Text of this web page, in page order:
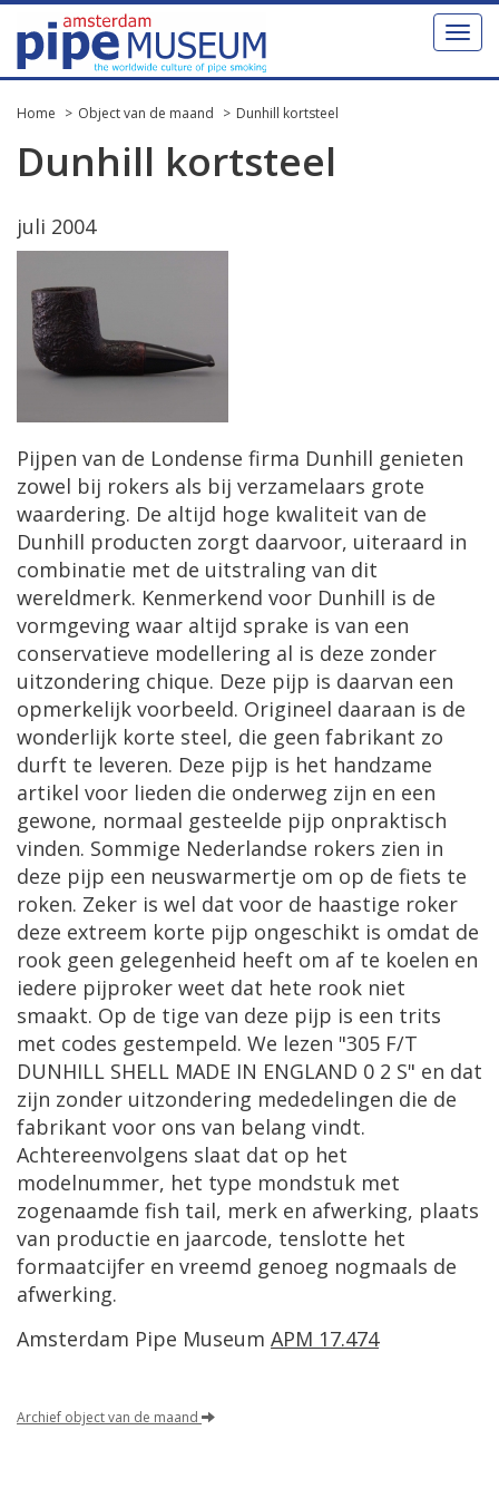
Toggle
Home Object van de maand Dunhill kortsteel
Dunhill kortsteel
juli 2004
Pijpen van de Londense firma Dunhill genieten
zowel bij rokers als bij verzamelaars grote
waardering. De altijd hoge kwaliteit van de
Dunhill producten zorgt daarvoor, uiteraard in
combinatie met de uitstraling van dit
wereldmerk. Kenmerkend voor Dunhill is de
vormgeving waar altijd sprake is van een
conservatieve modellering al is deze zonder
uitzondering chique. Deze pijp is daarvan een
opmerkelijk voorbeeld. Origineel daaraan is de
wonderlijk korte steel, die geen fabrikant zo
durft te leveren. Deze pijp is het handzame
artikel voor lieden die onderweg zijn en een
gewone, normaal gesteelde pijp onpraktisch
vinden. Sommige Nederlandse rokers zien in
deze pijp een neuswarmertje om op de fiets te
roken. Zeker is wel dat voor de haastige roker
deze extreem korte pijp ongeschikt is omdat de
rook geen gelegenheid heeft om af te koelen en
iedere pijproker weet dat hete rook niet
smaakt. Op de tige van deze pijp is een trits
met codes gestempeld. We lezen "305 F/T
DUNHILL SHELL MADE IN ENGLAND 0 2 S" en dat
zijn zonder uitzondering mededelingen die de
fabrikant voor ons van belang vindt.
Achtereenvolgens slaat dat op het
modelnummer, het type mondstuk met
zogenaamde fish tail, merk en afwerking, plaats
van productie en jaarcode, tenslotte het
formaatcijfer en vreemd genoeg nogmaals de
afwerking.
Amsterdam Pipe Museum APM 17.474
Archief object van de maand